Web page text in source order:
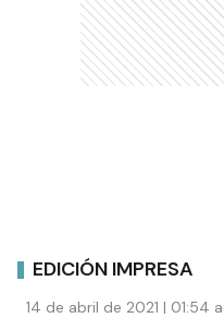
EDICIÓN IMPRESA
14 de abril de 2021 | 01:54